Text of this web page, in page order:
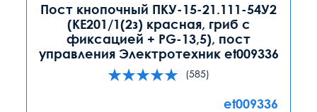
Пост кнопочный ПКУ-15-21.111-54У2
(КЕ201/1(2з) красная, гриб с
фиксацией + PG-13,5), пост
управления Электротехник et009336
(585)
et009336